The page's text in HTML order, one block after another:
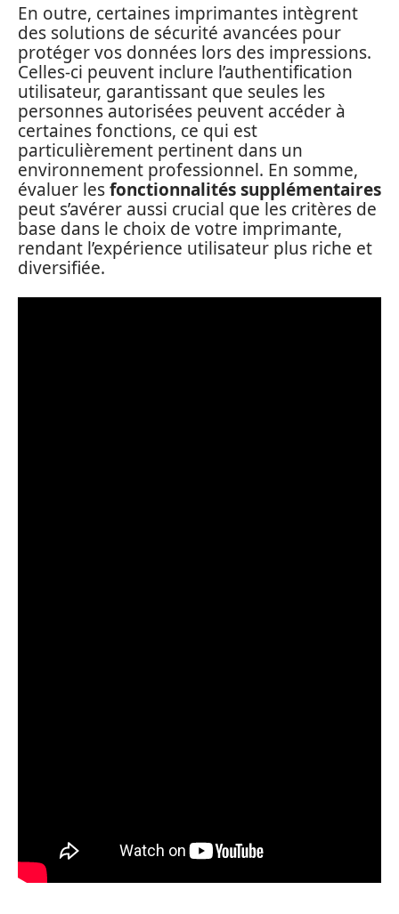
En outre, certaines imprimantes intègrent
des solutions de sécurité avancées pour
protéger vos données lors des impressions.
Celles-ci peuvent inclure l’authentification
utilisateur, garantissant que seules les
personnes autorisées peuvent accéder à
certaines fonctions, ce qui est
particulièrement pertinent dans un
environnement professionnel. En somme,
évaluer lesfonctionnalités supplémentaires
peut s’avérer aussi crucial que les critères de
base dans le choix de votre imprimante,
rendant l’expérience utilisateur plus riche et
diversifiée.